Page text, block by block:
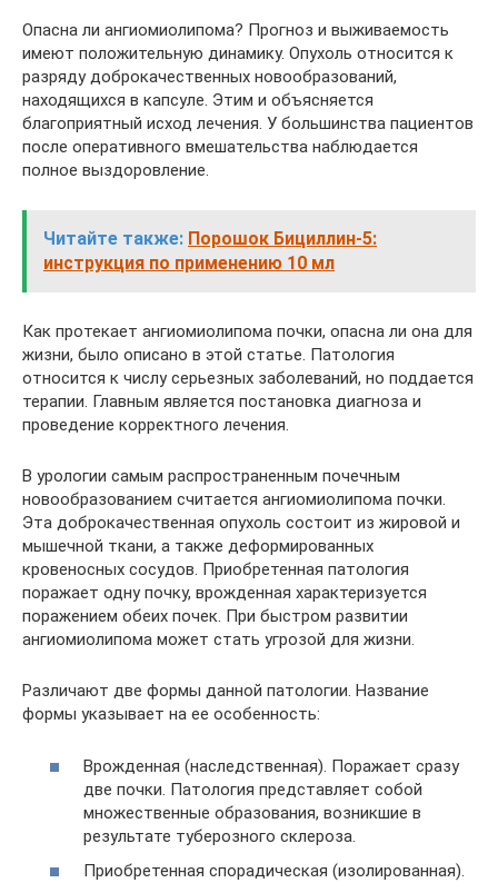
Опасна ли ангиомиолипома? Прогноз и выживаемость
имеют положительную динамику. Опухоль относится к
разряду доброкачественных новообразований,
находящихся в капсуле. Этим и объясняется
благоприятный исход лечения. У большинства пациентов
после оперативного вмешательства наблюдается
полное выздоровление.
Читайте также: Порошок Бициллин-5:
инструкция по применению 10 мл
Как протекает ангиомиолипома почки, опасна ли она для
жизни, было описано в этой статье. Патология
относится к числу серьезных заболеваний, но поддается
терапии. Главным является постановка диагноза и
проведение корректного лечения.
В урологии самым распространенным почечным
новообразованием считается ангиомиолипома почки.
Эта доброкачественная опухоль состоит из жировой и
мышечной ткани, а также деформированных
кровеносных сосудов. Приобретенная патология
поражает одну почку, врожденная характеризуется
поражением обеих почек. При быстром развитии
ангиомиолипома может стать угрозой для жизни.
Различают две формы данной патологии. Название
формы указывает на ее особенность:
Врожденная (наследственная). Поражает сразу
две почки. Патология представляет собой
множественные образования, возникшие в
результате туберозного склероза.
Приобретенная спорадическая (изолированная).